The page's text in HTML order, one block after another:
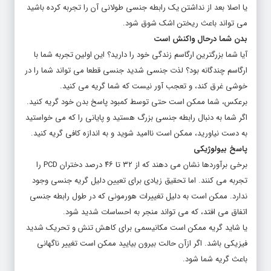
می تواند باعث ریختن اشک شوق شود.
بدن شما درحال واکنش است
آیا شما بزرگترین ارگاسم زندگی خود را دارید؟ این اولین تجربه شما با
ارگاسم چندگانه بود؟ لذت جنسی شدید جنسی قطعا می تواند شما را در
خوشی غرق کند، و تعجب آور نیست که شما گریه می کنید.
برعکس، شما ممکن است حتی توسط کمبود پاسخ بدن خود گریه کنید.
اگر شما به دنبال رابطه جنسی بزرگ هستید و پایانی را که می خواستید
به دست نیاورید، ممکن است ناامید شوید و به اندازه کافی گریه کنید.
پاسخ بیولوژیکی
تجربه می کنند. اما تحقیق زیادی برای تعیین دلیل گریه جنسی وجود
ندارد. ممکن است به دلیل تغییرات هورمونی که در طول رابطه جنسی
اتفاق می افتد، که می تواند منجر به احساسات شدید شود.
یا شاید گریه ممکن است مکانیسمی برای کاهش تنش و تحریک شدید
فیزیکی باشد. اگر ازآن حالت بیرون بیایید ممکن است تغییر ناگهانی
باعث گریه شما شود.